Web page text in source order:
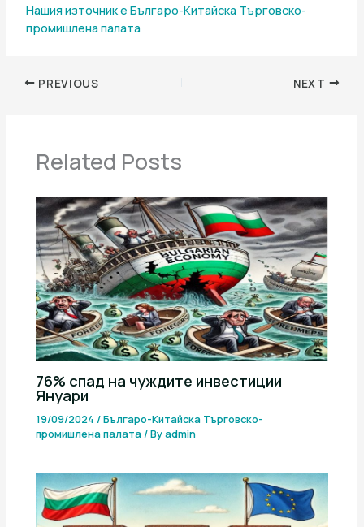
Нашия източник е Българо-Китайска Търговско-
промишлена палaта
PREVIOUS NEXT
Related Posts
76% спад на чуждите инвестиции
Януари
19/09/2024/Българо-Китайска Търговско-
промишлена палaта/ Byadmin